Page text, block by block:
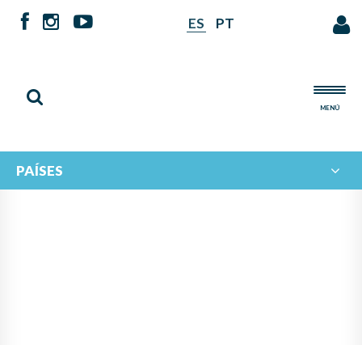
ES PT
MENÚ
PAÍSES